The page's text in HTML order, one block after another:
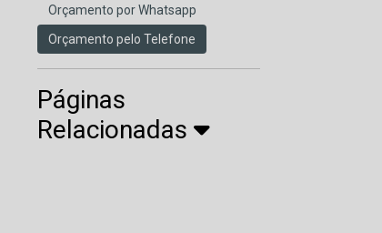
Orçamento por Whatsapp
Orçamento pelo Telefone
Páginas
Relacionadas